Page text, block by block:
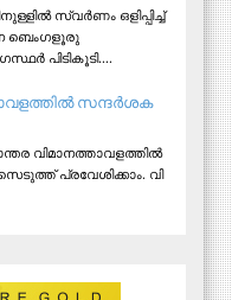
സ്വർണം ഒളിപ്പിച്ച്
ബെംഗളൂരു
പിടികൂടി....
സ​ന്ദ​ർ​ശ​ക
വി​മാ​ന​ത്താ​വ​ള​ത്തി​ൽ
പ്ര​വേ​ശി​ക്കാം. വി​